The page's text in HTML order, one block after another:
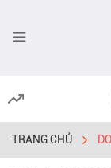
TRANG CHỦ